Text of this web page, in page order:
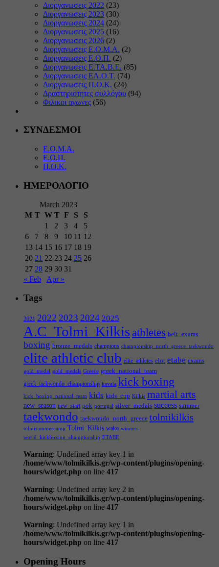
Διοργανωσεις 2022 (23)
Διοργανωσεις 2023 (30)
Διοργανωσεις 2024 (24)
Διοργανωσεις 2025 (16)
Διοργανωσεις 2026 (2)
Διοργανωσεις Ε.Ο.Μ.Α. (2)
Διοργανωσεις Ε.Ο.Π. (2)
Διοργανωσεις Ε.ΤΑ.Β.Ε. (85)
Διοργανωσεις ΕΛ.Ο.Τ. (74)
Διοργανωσεις Π.Ο.Κ. (24)
Δραστηριοτητες συλλόγου (94)
Φιλικοι αγωνες (56)
ΣΥΝΔΕΣΜΟΙ
Ε.Ο.Μ.Α.
Ε.Ο.Π.
Π.Ο.Κ.
ΗΜΕΡΟΛΟΓΙΟ
March 2023
M T W T F S
S
1
2 3 4
5
6
7 8 9 10 11 12
13 14 15 16 17 18 19
20 21 22 23 24 25 26
27 28 29 30 31
« Feb
Apr »
Tags
2021 2022 2023 2024 2025
A.C_Tolmi_Kilkis athletes belt_exams
boxing bronze_medals champions championship_north_greece_taekwondo
elite athletic club elite_athletes elot etabe exams
gold_medal gold_medals Greece greek_national_team
greek_taekwondo_championship kavala kick boxing
kick_boxing_national_team kids kids_cup Kilkis martial arts
new_season new_start pok portugal silver_medals success summer
taekwondo taekwondo_north_greece tolmikilkis
tolmisummercamp Tolmi_Kilkis wako winners
world_kickboxing_championship ΕΤΑΒΕ
Warning: Undefined array key 1 in
/home/www/tolmikilkis.gr/wp-content/plugins/opening-
hours/widget.php on line 417
Warning: Undefined array key 2 in
/home/www/tolmikilkis.gr/wp-content/plugins/opening-
hours/widget.php on line 417
Warning: Undefined array key 1 in
/home/www/tolmikilkis.gr/wp-content/plugins/opening-
hours/widget.php on line 417
Opening Hours